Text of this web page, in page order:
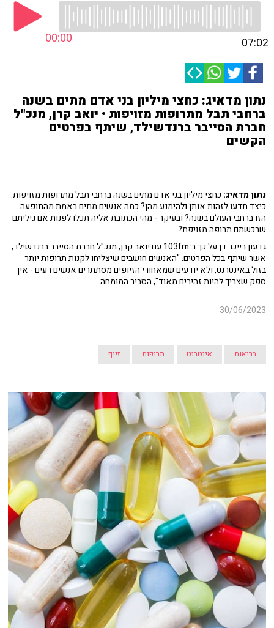
00:00 07:02
נתון מדאיג: כחצי מיליון בני אדם מתים בשנה
ברחבי תבל מתרופות מזויפות • יואב קרן, מנכ"ל
חברת הסייבר ברנדשילד, שיתף בפרטים
הקשים
נתון מדאיג: כחצי מיליון בני אדם מתים בשנה ברחבי תבל מתרופות מזויפות.
כיצד תדעו לזהות אותן ולהימנע מהן? כמה אנשים מתים באמת מהתופעה
הזו ברחבי העולם בשנה? ובעיקר - מהי הכתובת אליה תכלו לפנות אם גיליתם
שרכשתם תרופה מזויפת?
גדעון רייכר דן על כך ב־103fm עם יואב קרן, מנכ"ל חברת הסייבר ברנדשילד,
אשר שיתף בכל הפרטים. "האנשים חושבים שיצליחו לקנות תרופות יותר
בזול באינטרנט, ולא יודעים שמאחורי הזיופים מסתתרים אנשים רעים - אין
ספק שצריך להיות זהירים מאוד", הסביר המומחה.
30/06/2023
בריאות אינטרנט תרופות זיוף